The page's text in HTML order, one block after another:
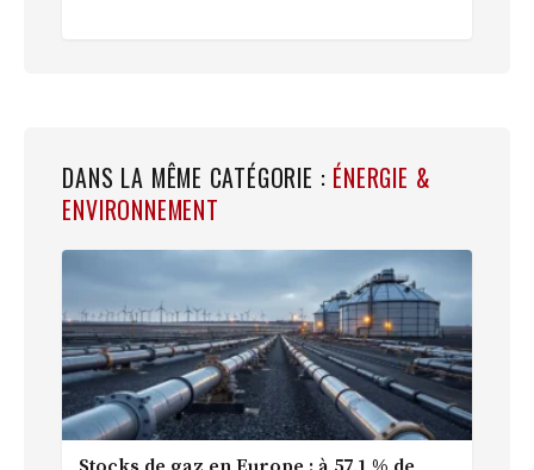
DANS LA MÊME CATÉGORIE : ÉNERGIE &
ENVIRONNEMENT